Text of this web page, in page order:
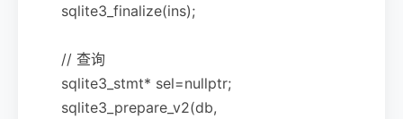
sqlite3_finalize(ins);
// 查询
sqlite3_stmt* sel=nullptr;
sqlite3_prepare_v2(db,